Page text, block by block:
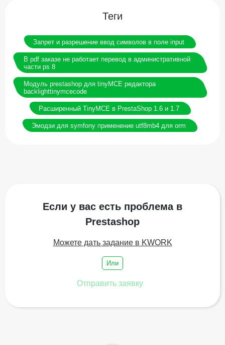
Теги
Запрет и разрешение ввод символов в поле input
В pdf заказе не работает перевод в административной
части ps 8
Модуль prestashop для tinyMCE редактора
backlighttinymcecode
Расширенный TinyMCE в PrestaShop 1.6 и 1.7
Эмодзи для symfony применение utf8mb4 для orm
Если у вас есть проблема в
Prestashop
Можете дать задание в KWORK
Или
Отправить заявку